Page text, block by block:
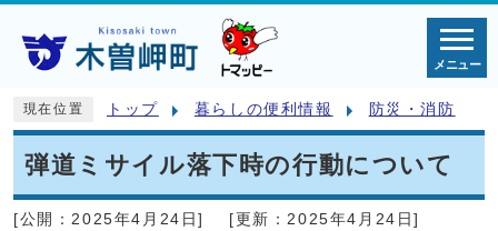
メニュー
現在位置 トップ 暮らしの便利情報 防災・消防
弾道ミサイル落下時の行動について
[公開： 2025年4月24日] [更新： 2025年4月24日]